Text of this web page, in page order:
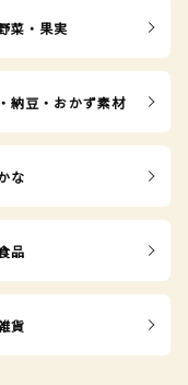
菜・果実
納豆・おかず素材
な
品
貨